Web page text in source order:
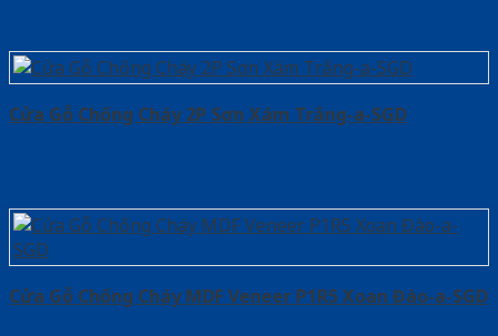
Cửa Gỗ Chống Cháy 2P Sơn Xám Trắng-a-SGD
Cửa Gỗ Chống Cháy MDF Veneer P1R5 Xoan Đào-a-SGD